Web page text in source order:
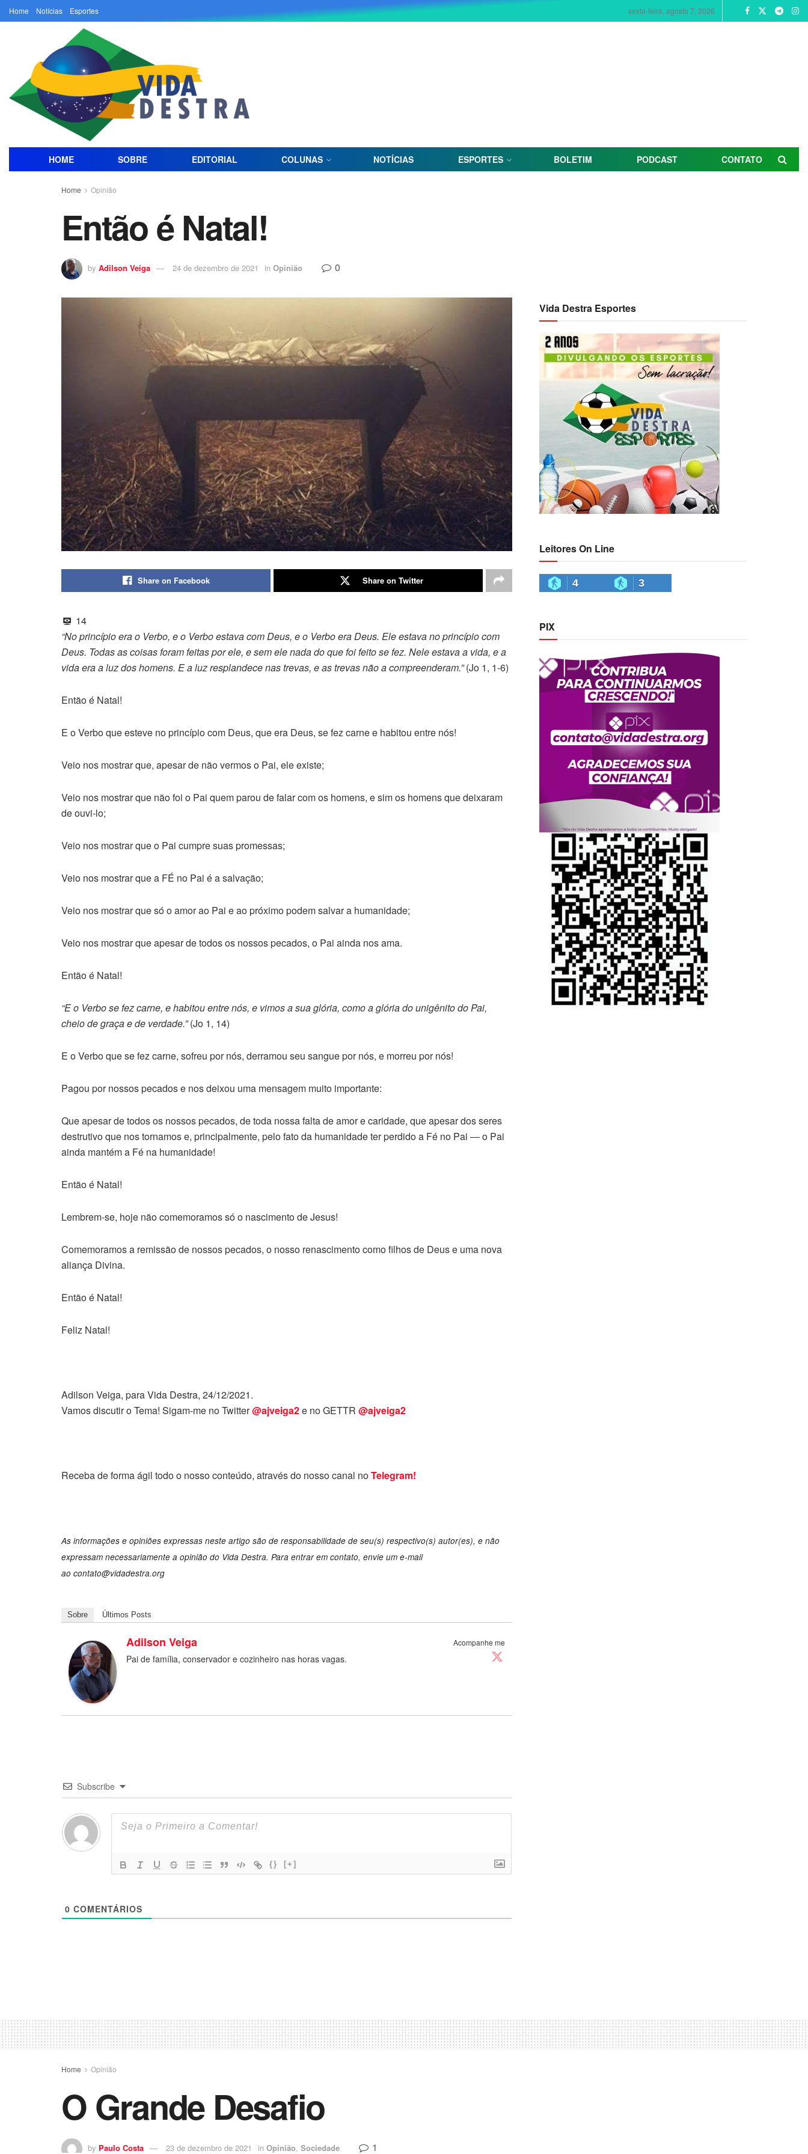
Home Notícias Esportes sexta-feira, agosto 7, 2026
HOME SOBRE EDITORIAL COLUNAS NOTÍCIAS ESPORTES BOLETIM PODCAST CONTATO
Home Opinião
Então é Natal!
by Adilson Veiga 24 de dezembro de 2021 in Opinião 0
Share on Facebook Share on Twitter
14
“No princípio era o Verbo, e o Verbo estava com Deus, e o Verbo era Deus. Ele estava no princípio com
Deus. Todas as coisas foram feitas por ele, e sem ele nada do que foi feito se fez. Nele estava a vida, e a
vida era a luz dos homens. E a luz resplandece nas trevas, e as trevas não a compreenderam.”(Jo 1, 1-6)
Então é Natal!
E o Verbo que esteve no princípio com Deus, que era Deus, se fez carne e habitou entre nós!
Veio nos mostrar que, apesar de não vermos o Pai, ele existe;
Veio nos mostrar que não foi o Pai quem parou de falar com os homens, e sim os homens que deixaram
de ouvi-lo;
Veio nos mostrar que o Pai cumpre suas promessas;
Veio nos mostrar que a FÉ no Pai é a salvação;
Veio nos mostrar que só o amor ao Pai e ao próximo podem salvar a humanidade;
Veio nos mostrar que apesar de todos os nossos pecados, o Pai ainda nos ama.
Então é Natal!
“E o Verbo se fez carne, e habitou entre nós, e vimos a sua glória, como a glória do unigênito do Pai,
cheio de graça e de verdade.”(Jo 1, 14)
E o Verbo que se fez carne, sofreu por nós, derramou seu sangue por nós, e morreu por nós!
Pagou por nossos pecados e nos deixou uma mensagem muito importante:
Que apesar de todos os nossos pecados, de toda nossa falta de amor e caridade, que apesar dos seres
destrutivo que nos tornamos e, principalmente, pelo fato da humanidade ter perdido a Fé no Pai ― o Pai
ainda mantém a Fé na humanidade!
Então é Natal!
Lembrem-se, hoje não comemoramos só o nascimento de Jesus!
Comemoramos a remissão de nossos pecados, o nosso renascimento como filhos de Deus e uma nova
aliança Divina.
Então é Natal!
Feliz Natal!
Adilson Veiga, para Vida Destra, 24/12/2021.
Vamos discutir o Tema! Sigam-me no Twitter@ajveiga2e no GETTR @ajveiga2
Receba de forma ágil todo o nosso conteúdo, através do nosso canal noTelegram!
As informações e opiniões expressas neste artigo são de responsabilidade de seu(s) respectivo(s) autor(es), e não
expressam necessariamente a opinião do Vida Destra. Para entrar em contato, envie um e-mail
ao contato@vidadestra.org
Sobre Últimos Posts
Acompanhe me
Adilson Veiga
Pai de família, conservador e cozinheiro nas horas vagas.
Subscribe
{} [+]
0 COMENTÁRIOS
Vida Destra Esportes
Leitores On Line
4 3
PIX
Home Opinião
O Grande Desafio
by Paulo Costa 23 de dezembro de 2021 in Opinião, Sociedade 1